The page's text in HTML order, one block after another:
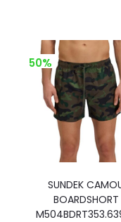
50%
SUNDEK
BOARDSHORT